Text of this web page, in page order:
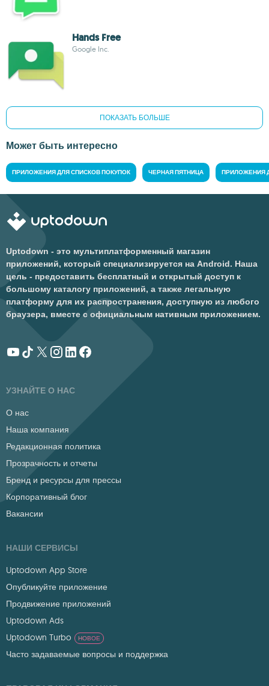
Hands Free
Google Inc.
ПОКАЗАТЬ БОЛЬШЕ
Может быть интересно
ПРИЛОЖЕНИЯ ДЛЯ СПИСКОВ ПОКУПОК ЧЕРНАЯ ПЯТНИЦА ПРИЛОЖЕНИЯ
Uptodown - это мультиплатформенный магазин
приложений, который специализируется на Android. Наша
цель - предоставить бесплатный и открытый доступ к
большому каталогу приложений, а также легальную
платформу для их распространения, доступную из любого
браузера, вместе с официальным нативным приложением.
УЗНАЙТЕ О НАС
О нас
Наша компания
Редакционная политика
Прозрачность и отчеты
Бренд и ресурсы для прессы
Корпоративный блог
Вакансии
НАШИ СЕРВИСЫ
Uptodown App Store
Опубликуйте приложение
Продвижение приложений
Uptodown Ads
Uptodown Turbo
НОВОЕ
Часто задаваемые вопросы и поддержка